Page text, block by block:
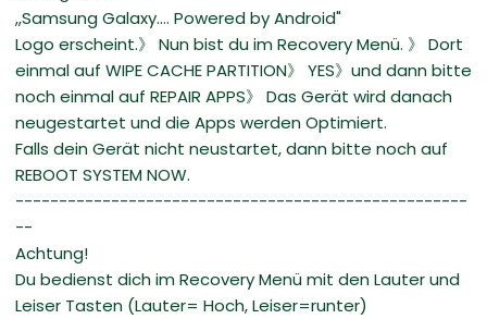
,,Samsung Galaxy.... Powered by Android"
Logo erscheint.》 Nun bist du im Recovery Menü. 》 Dort
einmal auf WIPE CACHE PARTITION》 YES》und dann bitte
noch einmal auf REPAIR APPS》 Das Gerät wird danach
neugestartet und die Apps werden Optimiert.
Falls dein Gerät nicht neustartet, dann bitte noch auf
REBOOT SYSTEM NOW.
----------------------------------------------------
--
Achtung!
Du bedienst dich im Recovery Menü mit den Lauter und
Leiser Tasten (Lauter= Hoch, Leiser=runter)